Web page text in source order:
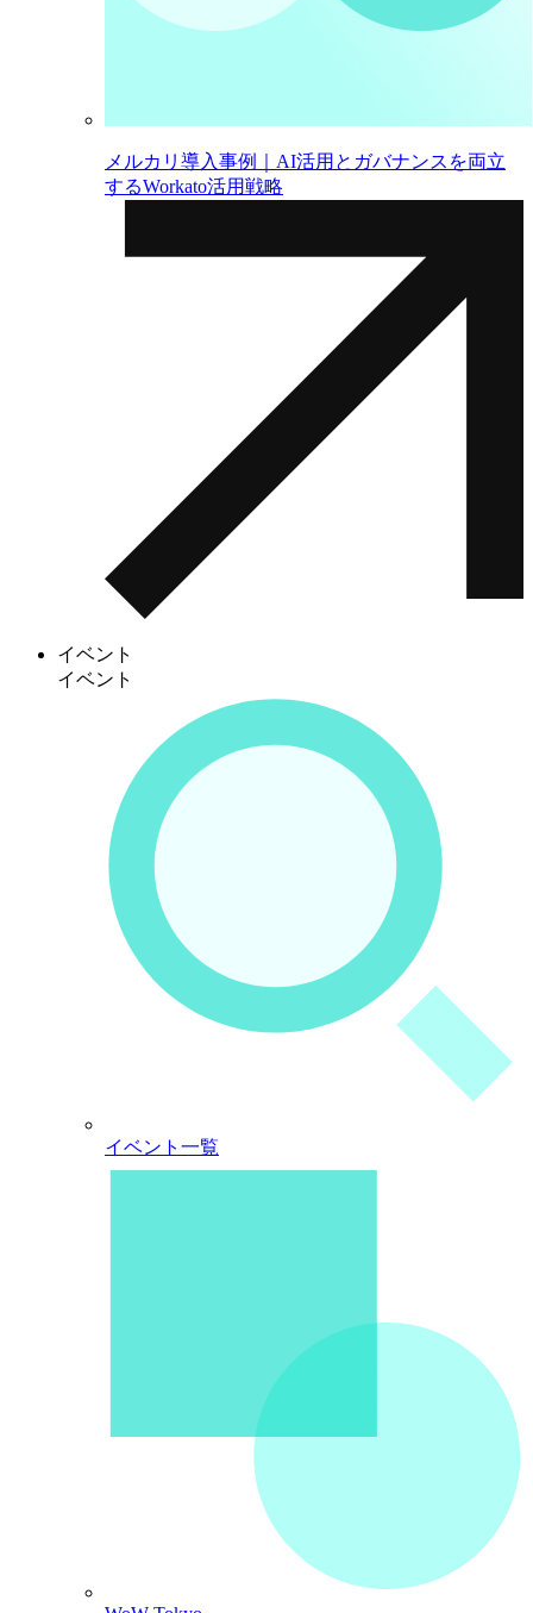
メルカリ導入事例｜AI活用とガバナンスを両立
するWorkato活用戦略
イベント
イベント
イベント一覧